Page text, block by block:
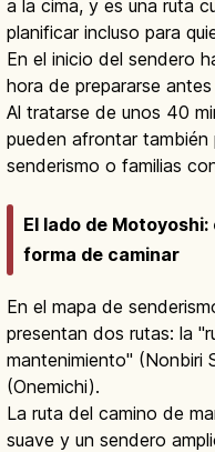
a la cima, y es una ruta
planificar incluso para
En el inicio del sendero
hora de prepararse antes
Al tratarse de unos 40
pueden afrontar
senderismo o familias
El lado de
forma de caminar
En el mapa de
presentan dos rutas: la
mantenimiento" (Nonbiri
(Onemichi).
La ruta del camino de
suave y un sendero